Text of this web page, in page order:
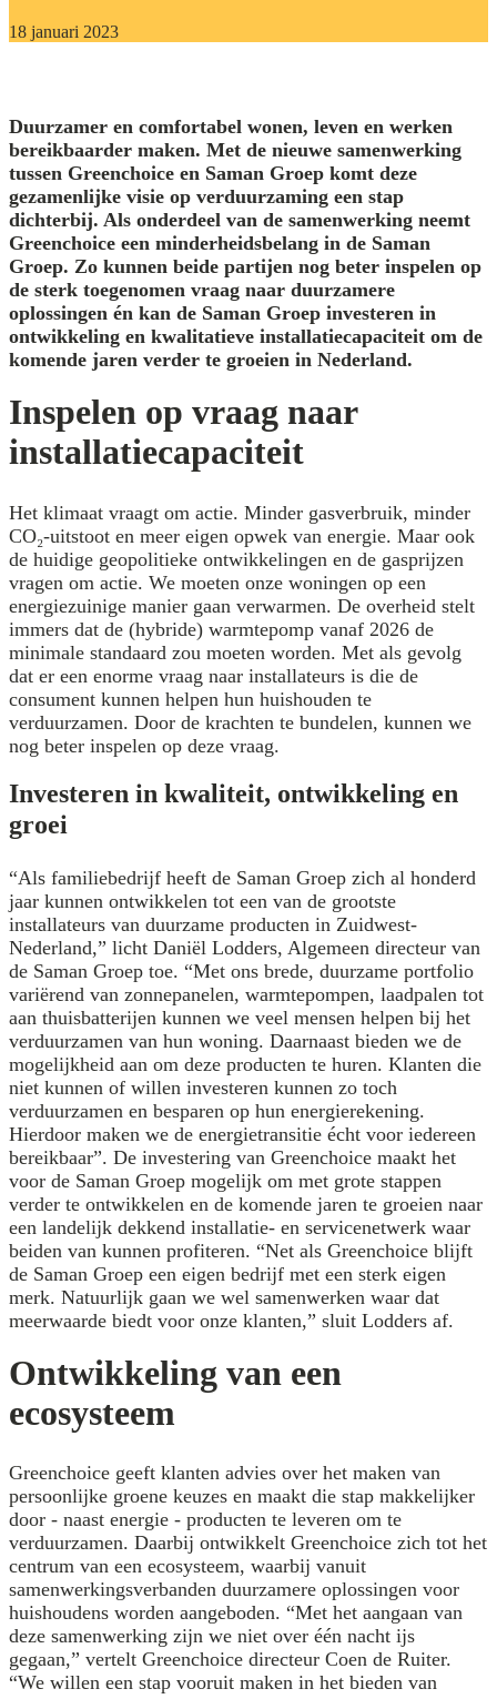
18 januari 2023
Duurzamer en comfortabel wonen, leven en werken
bereikbaarder maken. Met de nieuwe samenwerking
tussen Greenchoice en Saman Groep komt deze
gezamenlijke visie op verduurzaming een stap
dichterbij. Als onderdeel van de samenwerking neemt
Greenchoice een minderheidsbelang in de Saman
Groep. Zo kunnen beide partijen nog beter inspelen op
de sterk toegenomen vraag naar duurzamere
oplossingen én kan de Saman Groep investeren in
ontwikkeling en kwalitatieve installatiecapaciteit om de
komende jaren verder te groeien in Nederland.
Inspelen op vraag naar
installatiecapaciteit
Het klimaat vraagt om actie. Minder gasverbruik, minder
CO₂-uitstoot en meer eigen opwek van energie. Maar ook
de huidige geopolitieke ontwikkelingen en de gasprijzen
vragen om actie. We moeten onze woningen op een
energiezuinige manier gaan verwarmen. De overheid stelt
immers dat de (hybride) warmtepomp vanaf 2026 de
minimale standaard zou moeten worden. Met als gevolg
dat er een enorme vraag naar installateurs is die de
consument kunnen helpen hun huishouden te
verduurzamen. Door de krachten te bundelen, kunnen we
nog beter inspelen op deze vraag.
Investeren in kwaliteit, ontwikkeling en
groei
“Als familiebedrijf heeft de Saman Groep zich al honderd
jaar kunnen ontwikkelen tot een van de grootste
installateurs van duurzame producten in Zuidwest-
Nederland,” licht Daniël Lodders, Algemeen directeur van
de Saman Groep toe. “Met ons brede, duurzame portfolio
variërend van zonnepanelen, warmtepompen, laadpalen tot
aan thuisbatterijen kunnen we veel mensen helpen bij het
verduurzamen van hun woning. Daarnaast bieden we de
mogelijkheid aan om deze producten te huren. Klanten die
niet kunnen of willen investeren kunnen zo toch
verduurzamen en besparen op hun energierekening.
Hierdoor maken we de energietransitie écht voor iedereen
bereikbaar”. De investering van Greenchoice maakt het
voor de Saman Groep mogelijk om met grote stappen
verder te ontwikkelen en de komende jaren te groeien naar
een landelijk dekkend installatie- en servicenetwerk waar
beiden van kunnen profiteren. “Net als Greenchoice blijft
de Saman Groep een eigen bedrijf met een sterk eigen
merk. Natuurlijk gaan we wel samenwerken waar dat
meerwaarde biedt voor onze klanten,” sluit Lodders af.
Ontwikkeling van een
ecosysteem
Greenchoice geeft klanten advies over het maken van
persoonlijke groene keuzes en maakt die stap makkelijker
door - naast energie - producten te leveren om te
verduurzamen. Daarbij ontwikkelt Greenchoice zich tot het
centrum van een ecosysteem, waarbij vanuit
samenwerkingsverbanden duurzamere oplossingen voor
huishoudens worden aangeboden. “Met het aangaan van
deze samenwerking zijn we niet over één nacht ijs
gegaan,” vertelt Greenchoice directeur Coen de Ruiter.
“We willen een stap vooruit maken in het bieden van